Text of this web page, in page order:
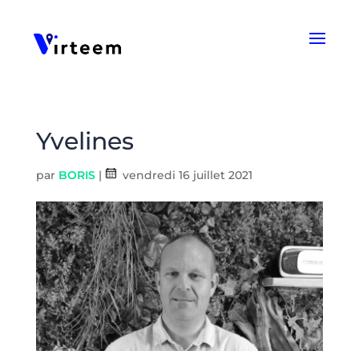
Yvelines
par BORIS| vendredi 16 juillet 2021